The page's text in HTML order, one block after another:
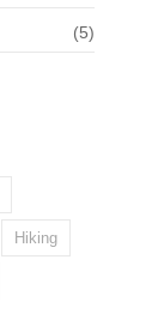
(5)
Hiking